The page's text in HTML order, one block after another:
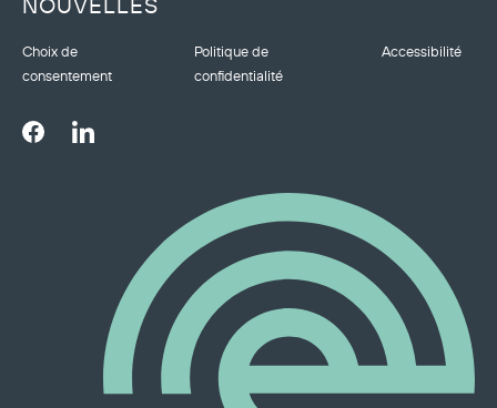
Choix de
consentement
Politique de
confidentialité
Accessibilité
NOUVELLES